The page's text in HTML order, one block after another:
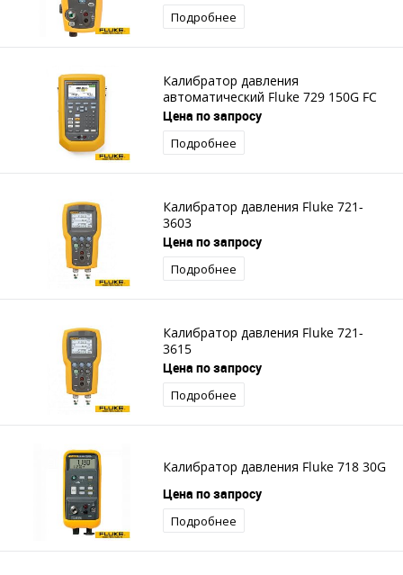
Подробнее
Калибратор давления
автоматический Fluke 729 150G FC
Цена по запросу
Подробнее
Калибратор давления Fluke 721-
3603
Цена по запросу
Подробнее
Калибратор давления Fluke 721-
3615
Цена по запросу
Подробнее
Калибратор давления Fluke 718 30G
Цена по запросу
Подробнее